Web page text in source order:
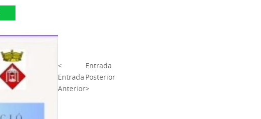
<
Entrada
Anterior
Entrada
Posterior
>